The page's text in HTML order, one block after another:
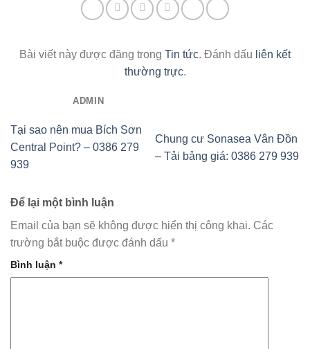
Bài viết này được đăng trong Tin tức. Đánh dấu liên kết
thường trực.
ADMIN
Tại sao nên mua Bích Sơn
Central Point? – 0386 279
939
Chung cư Sonasea Vân Đồn
– Tải bảng giá: 0386 279 939
Để lại một bình luận
Email của bạn sẽ không được hiển thị công khai. Các
trường bắt buộc được đánh dấu *
Bình luận *